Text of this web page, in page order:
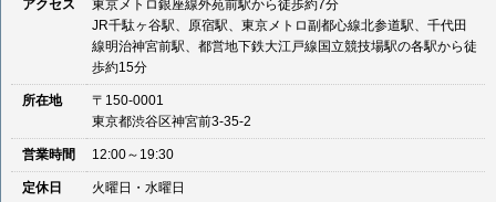
アクセス
東京メトロ銀座線外苑前駅から徒歩約7分
JR千駄ヶ谷駅、原宿駅、東京メトロ副都心線北参道駅、千代田
線明治神宮前駅、都営地下鉄大江戸線国立競技場駅の各駅から徒
歩約15分
所在地
〒150-0001
東京都渋谷区神宮前3-35-2
営業時間 12:00～19:30
定休日 火曜日・水曜日